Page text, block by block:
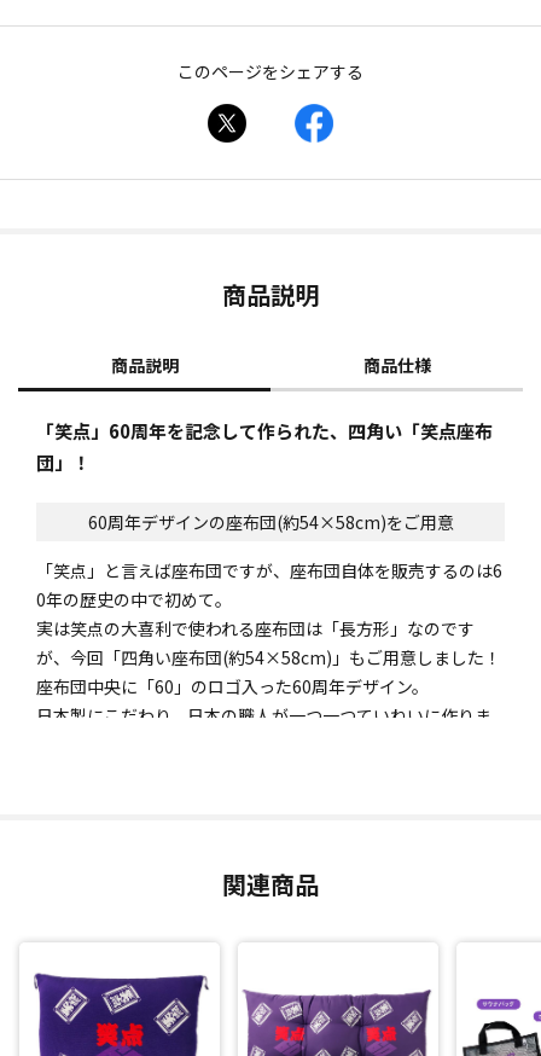
このページをシェアする
商品説明
商品説明 商品仕様
「笑点」60周年を記念して作られた、四角い「笑点座布
団」！
60周年デザインの座布団(約54×58cm)をご用意
「笑点」と言えば座布団ですが、座布団自体を販売するのは6
0年の歴史の中で初めて。
実は笑点の大喜利で使われる座布団は「長方形」なのです
が、今回「四角い座布団(約54×58cm)」もご用意しました！
座布団中央に「60」のロゴ入った60周年デザイン。
日本製にこだわり、日本の職人が一つ一つていねいに作りま
関連商品